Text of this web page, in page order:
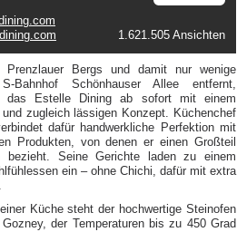
1.621.505 Ansichten
Prenzlauer Bergs und damit nur wenige
Bahnhof Schönhauser Allee entfernt,
das Estelle Dining ab sofort mit einem
zugleich lässigen Konzept. Küchenchef
dafür handwerkliche Perfektion mit
Produkten, von denen er einen Großteil
bezieht. Seine Gerichte laden zu einem
ein – ohne Chichi, dafür mit extra
Küche steht der hochwertige Steinofen
der Temperaturen bis zu 450 Grad